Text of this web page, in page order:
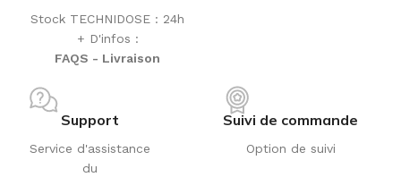
Stock TECHNIDOSE : 24h
+ D'infos :
FAQS - Livraison
Support
Service d'assistance
du
Suivi de commande
Option de suivi